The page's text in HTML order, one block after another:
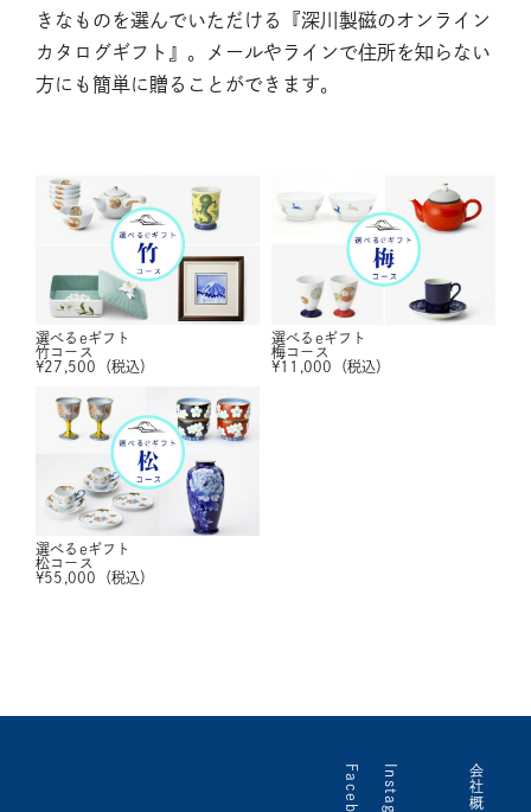
きなものを選んでいただける『深川製磁のオンライン
カタログギフト』。メールやラインで住所を知らない
方にも簡単に贈ることができます。
選べるeギフト
竹コース
¥27,500 （税込）
選べるeギフト
梅コース
¥11,000 （税込）
選べるeギフト
松コース
¥55,000 （税込）
会社概要